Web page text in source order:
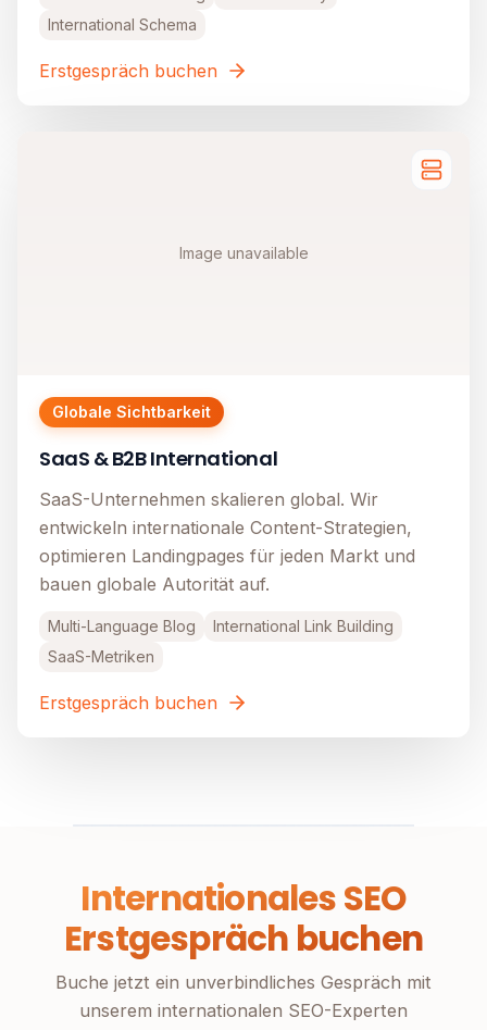
International Schema
Erstgespräch buchen
Image unavailable
Globale Sichtbarkeit
SaaS & B2B International
SaaS-Unternehmen skalieren global. Wir
entwickeln internationale Content-Strategien,
optimieren Landingpages für jeden Markt und
bauen globale Autorität auf.
Multi-Language Blog
International Link Building
SaaS-Metriken
Erstgespräch buchen
Internationales SEO
Erstgespräch buchen
Buche jetzt ein unverbindliches Gespräch mit
unserem internationalen SEO-Experten